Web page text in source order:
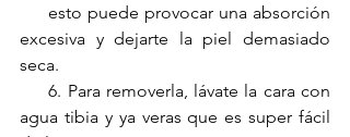
excesiva y dejarte la piel demasiado
seca.
     6. Para
removerla , lávate la cara con
agua tibia y ya veras que es super fácil